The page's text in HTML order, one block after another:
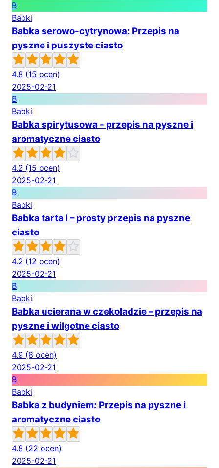
B
Babki
Babka serowo-cytrynowa: Przepis na
pyszne i puszyste ciasto
4.8 (15 ocen)
2025-02-21
B
Babki
Babka spirytusowa - przepis na pyszne i
aromatyczne ciasto
4.2 (15 ocen)
2025-02-21
B
Babki
Babka tarta I – prosty przepis na pyszne
ciasto
4.2 (12 ocen)
2025-02-21
B
Babki
Babka ucierana w czekoladzie – przepis na
pyszne i wilgotne ciasto
4.9 (8 ocen)
2025-02-21
B
Babki
Babka z budyniem: Przepis na pyszne i
aromatyczne ciasto
4.8 (22 ocen)
2025-02-21